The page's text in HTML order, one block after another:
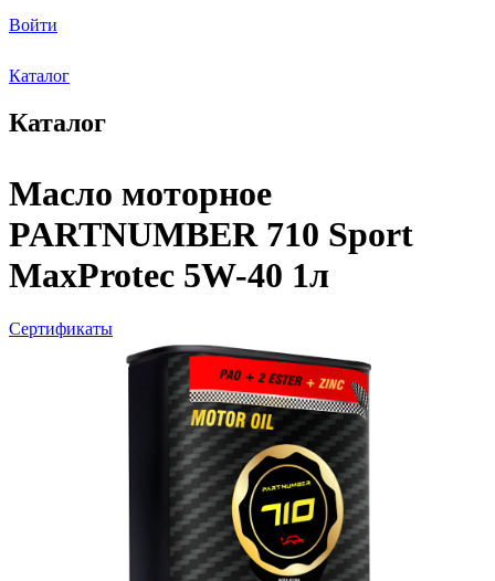
Войти
Каталог
Каталог
Масло моторное
PARTNUMBER 710 Sport
MaxProtec 5W-40 1л
Сертификаты